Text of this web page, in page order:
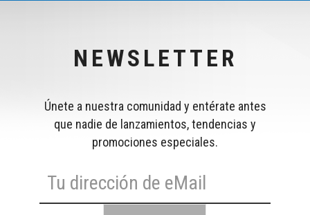
NEWSLETTER
Únete a nuestra comunidad y entérate antes
que nadie de lanzamientos, tendencias y
promociones especiales.